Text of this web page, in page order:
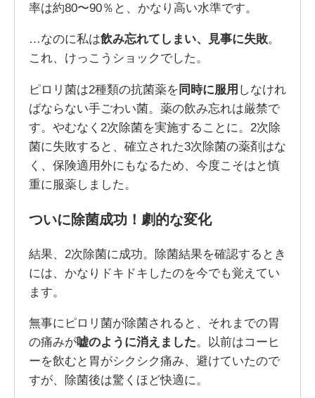
率は約80〜90％と、かなり高い水準です。
…なのに私は飲み忘れてしまい、見事に失敗。
これ、けっこうショックでした。
ピロリ菌は2種類の抗菌薬を同時に服用 しなけれ
ばならない手ごわい菌。薬の飲み忘れは厳禁で
す。やむなく2次除菌を実施することに。2次除
菌に失敗すると、確立された3次除菌の薬剤はな
く、保険適用外にもなるため、今度こそはと慎
重に服薬しました。
ついに除菌成功！劇的な変化
結果、2次除菌に成功。除菌結果を確認するとき
には、かなりドキドキしたのを今でも覚えてい
ます。
無事にピロリ菌が除菌されると、それまでの胃
の痛みが嘘のように消えました。以前はコーヒ
ーを飲むと胃がシクシク痛み、避けていたので
すが、除菌後は驚くほど快適に。